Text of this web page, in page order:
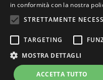
Accetto le politiche
in conformità con la nostra
STRETTAMENTE
TARGETING
MOSTRA DETTAGLI
ACCETTA TUTTO